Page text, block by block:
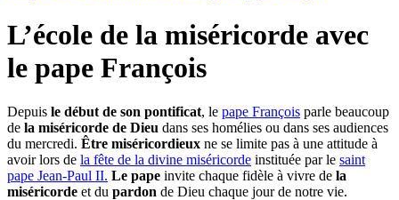
L’école de la miséricorde avec
le pape François
Depuis le début de son pontificat, le pape François parle beaucoup
de la miséricorde de Dieu dans ses homélies ou dans ses audiences
du mercredi. Être miséricordieux ne se limite pas à une attitude à
avoir lors de la fête de la divine miséricorde instituée par le saint
pape Jean-Paul II. Le pape invite chaque fidèle à vivre de la
miséricorde et du pardon de Dieu chaque jour de notre vie.